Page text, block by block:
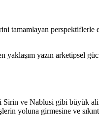
perspektiflerle
yazın arketipsel
ve Nablusi gibi büyük
yoluna girmesine ve